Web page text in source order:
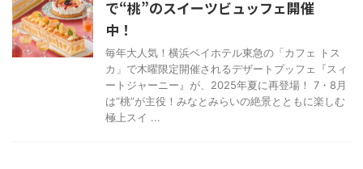
で“桃”のスイーツビュッフェ開催
中！
毎年大人気！横浜ベイホテル東急の「カフェ トス
カ」で木曜限定開催されるデザートブッフェ『スィ
ートジャーニー』が、2025年夏に再登場！ 7・8月
は“桃”が主役！みなとみらいの絶景とともに楽しむ
極上スイ ...